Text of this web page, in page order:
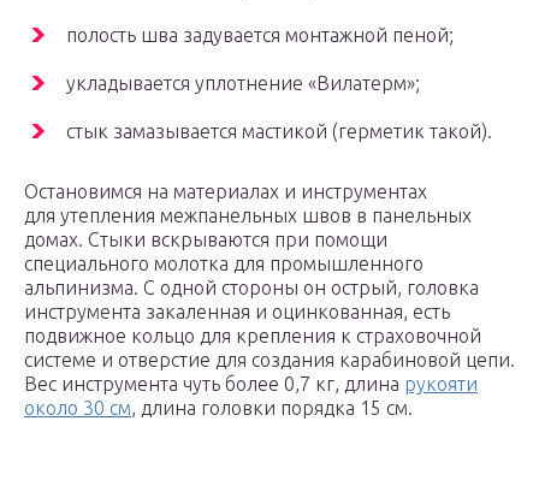
полость шва задувается монтажной пеной;
укладывается уплотнение «Вилатерм»;
стык замазывается мастикой (герметик такой).
Остановимся на материалах и инструментах
для утепления межпанельных швов в панельных
домах. Стыки вскрываются при помощи
специального молотка для промышленного
альпинизма. С одной стороны он острый, головка
инструмента закаленная и оцинкованная, есть
подвижное кольцо для крепления к страховочной
системе и отверстие для создания карабиновой цепи.
Вес инструмента чуть более 0,7 кг, длина рукояти
около 30 см, длина головки порядка 15 см.